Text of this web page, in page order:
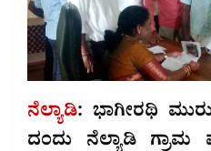
ನೆಲ್ಯಾಡಿ: ಭಾಗೀರಥಿ
ದಂದು ನೆಲ್ಯಾಡಿ